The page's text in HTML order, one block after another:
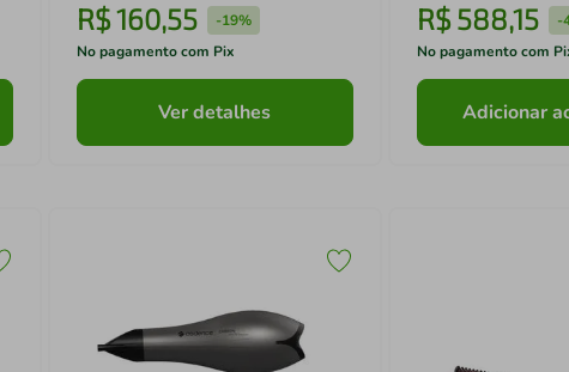
R$160,55 -19%
No pagamento com Pix
Ver detalhes
R$588,15 -
No pagamento com
Adicionar